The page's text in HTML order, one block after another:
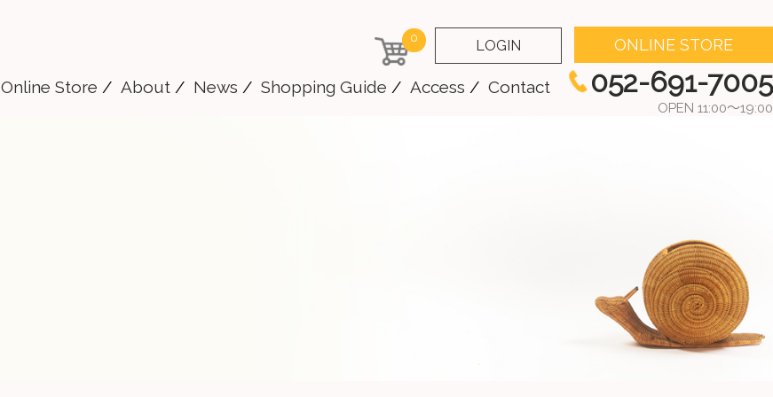
0 LOGIN ONLINE STORE
Online Store About News Shopping Guide Access Contact 052-691-7005
OPEN 11:00～19:00